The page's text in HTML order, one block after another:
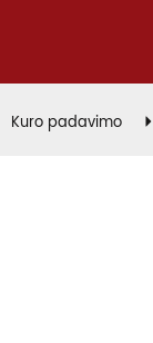
Kuro padavimo